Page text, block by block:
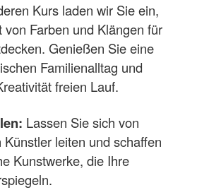
Kurs laden wir Sie ein,
Farben und Klängen für
Genießen Sie eine
Familienalltag und
freien Lauf.
Lassen Sie sich von
Künstler leiten und schaffen
Kunstwerke, die Ihre